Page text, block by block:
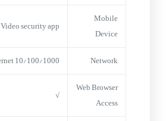
Mobile
Device
Video security app
Network
10/100/1000 Ethernet
Web Browser
Access
√